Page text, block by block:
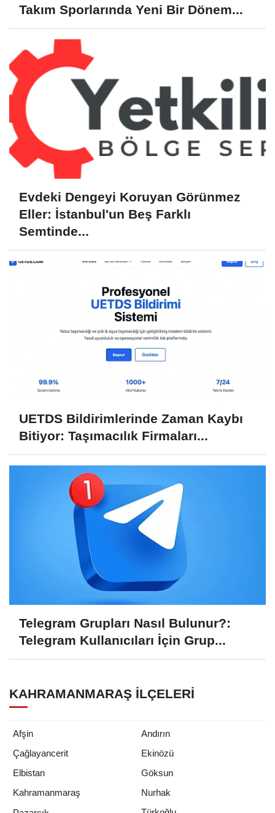
Takım Sporlarında Yeni Bir Dönem...
Evdeki Dengeyi Koruyan Görünmez
Eller: İstanbul'un Beş Farklı
Semtinde...
UETDS Bildirimlerinde Zaman Kaybı
Bitiyor: Taşımacılık Firmaları...
Telegram Grupları Nasıl Bulunur?:
Telegram Kullanıcıları İçin Grup...
KAHRAMANMARAŞ İLÇELERI
Afşin
Andırın
Çağlayancerit
Ekinözü
Elbistan
Göksun
Kahramanmaraş
Nurhak